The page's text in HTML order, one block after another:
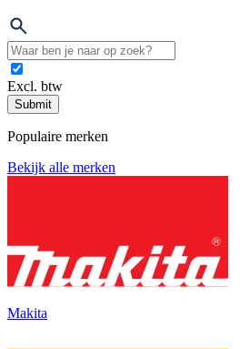
Excl. btw
Submit
Populaire merken
Bekijk alle merken
Makita